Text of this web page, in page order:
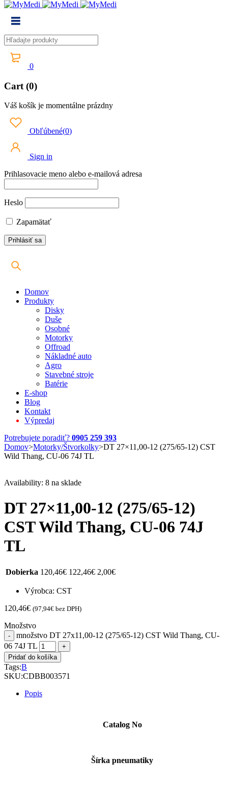
0
Cart (0)
Váš košík je momentálne prázdny
Obľúbené(0)
Sign in
Prihlasovacie meno alebo e-mailová adresa
Heslo
Zapamätať
Domov
Produkty
Disky
Duše
Osobné
Motorky
Offroad
Nákladné auto
Agro
Stavebné stroje
Batérie
E-shop
Blog
Kontakt
Výpredaj
Potrebujete poradiť? 0905 259 393
Domov>Motorky/Štvorkolky>DT 27×11,00-12 (275/65-12) CST
Wild Thang, CU-06 74J TL
Availability: 8 na sklade
DT 27×11,00-12 (275/65-12)
CST Wild Thang, CU-06 74J
TL
Dobierka 120,46€ 122,46€ 2,00€
Výrobca: CST
120,46€ (97,94€ bez DPH)
Množstvo
množstvo DT 27x11,00-12 (275/65-12) CST Wild Thang, CU-
06 74J TL
Pridať do košíka
Tags:B
SKU:CDBB003571
Popis
Catalog No
Šírka pneumatiky